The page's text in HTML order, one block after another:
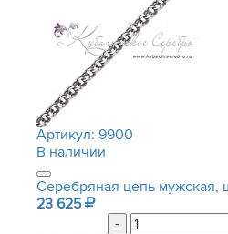
Артикул: 9900
В наличии
Серебряная цепь мужская,
23 625
-